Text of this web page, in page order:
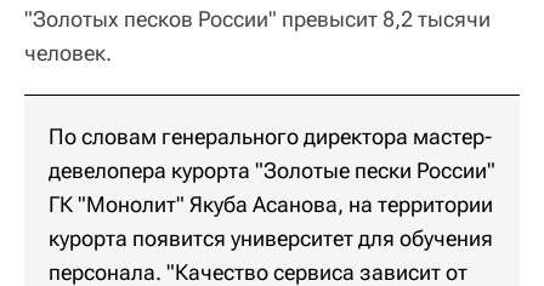
"Золотых песков России" превысит 8,2 тысячи
человек.
По словам генерального директора мастер-
девелопера курорта "Золотые пески России"
ГК "Монолит" Якуба Асанова, на территории
курорта появится университет для обучения
персонала. "Качество сервиса зависит от